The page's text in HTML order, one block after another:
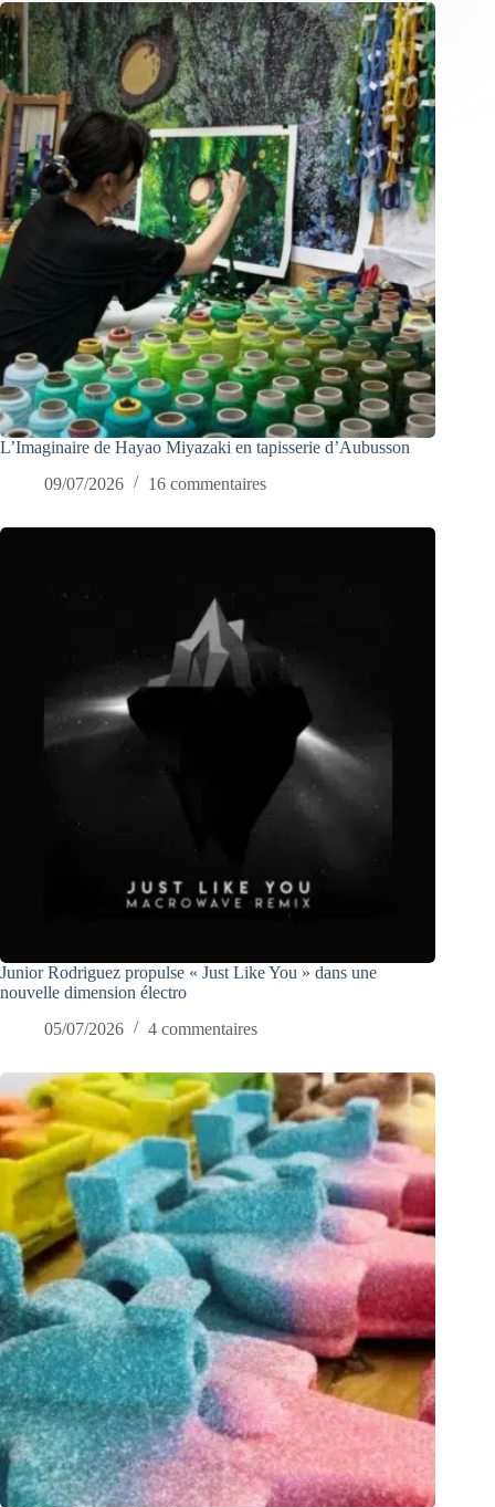
L’Imaginaire de Hayao Miyazaki en tapisserie d’Aubusson
09/07/2026
16 commentaires
Junior Rodriguez propulse « Just Like You » dans une
nouvelle dimension électro
05/07/2026
4 commentaires